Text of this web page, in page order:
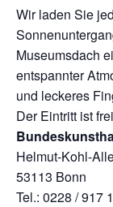
Wir laden Sie
Museumsdach
entspannter
und leckeres
Der Eintritt ist
Helmut-Kohl-
53113 Bonn
Tel.: 0228 / 917